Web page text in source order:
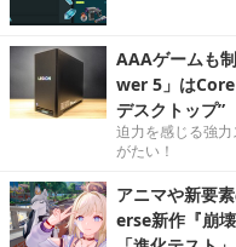
AAAゲームも
wer 5」は
デスクトップ”
迫力を感じる強
がたい！
アニマや新要
erse新作『崩